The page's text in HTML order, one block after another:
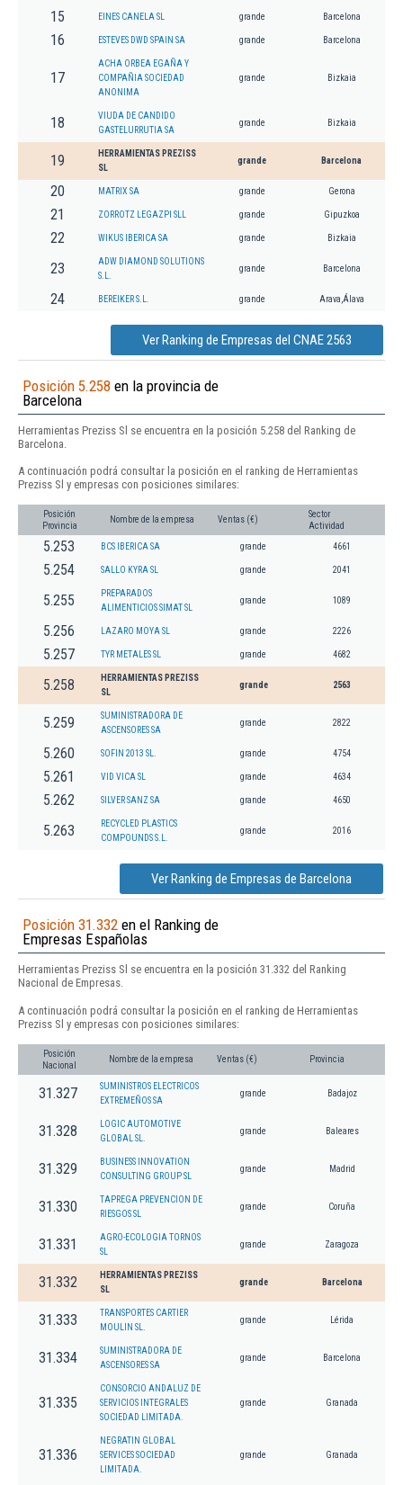
15 EINES CANELA SL grande Barcelona
16 ESTEVES DWD SPAIN SA grande Barcelona
17
ACHA ORBEA EGAÑA Y
COMPAÑIA SOCIEDAD
ANONIMA
grande Bizkaia
18
VIUDA DE CANDIDO
GASTELURRUTIA SA
grande Bizkaia
19
HERRAMIENTAS PREZISS
SL
grande Barcelona
20 MATRIX SA grande Gerona
21 ZORROTZ LEGAZPI SLL grande Gipuzkoa
22 WIKUS IBERICA SA grande Bizkaia
23
ADW DIAMOND SOLUTIONS
S.L.
grande Barcelona
24 BEREIKER S.L. grande Arava,Álava
Ver Ranking de Empresas del CNAE 2563
Posición 5.258 en la provincia de
Barcelona
Herramientas Preziss Sl se encuentra en la posición 5.258 del Ranking de
Barcelona.
A continuación podrá consultar la posición en el ranking de Herramientas
Preziss Sl y empresas con posiciones similares:
Posición
Provincia
Nombre de la empresa Ventas (€)
Sector
Actividad
5.253 BCS IBERICA SA grande 4661
5.254 SALLO KYRA SL grande 2041
5.255
PREPARADOS
ALIMENTICIOS SIMAT SL
grande 1089
5.256 LAZARO MOYA SL grande 2226
5.257 TYR METALES SL grande 4682
5.258
HERRAMIENTAS PREZISS
SL
grande 2563
5.259
SUMINISTRADORA DE
ASCENSORES SA
grande 2822
5.260 SOFIN 2013 SL. grande 4754
5.261 VID VICA SL grande 4634
5.262 SILVER SANZ SA grande 4650
5.263
RECYCLED PLASTICS
COMPOUNDS S.L.
grande 2016
Ver Ranking de Empresas de Barcelona
Posición 31.332 en el Ranking de
Empresas Españolas
Herramientas Preziss Sl se encuentra en la posición 31.332 del Ranking
Nacional de Empresas.
A continuación podrá consultar la posición en el ranking de Herramientas
Preziss Sl y empresas con posiciones similares:
Posición
Nacional
Nombre de la empresa Ventas (€) Provincia
31.327
SUMINISTROS ELECTRICOS
EXTREMEÑOS SA
grande Badajoz
31.328
LOGIC AUTOMOTIVE
GLOBAL SL.
grande Baleares
31.329
BUSINESS INNOVATION
CONSULTING GROUP SL
grande Madrid
31.330
TAPREGA PREVENCION DE
RIESGOS SL
grande Coruña
31.331
AGRO-ECOLOGIA TORNOS
SL
grande Zaragoza
31.332
HERRAMIENTAS PREZISS
SL
grande Barcelona
31.333
TRANSPORTES CARTIER
MOULIN SL.
grande Lérida
31.334
SUMINISTRADORA DE
ASCENSORES SA
grande Barcelona
31.335
CONSORCIO ANDALUZ DE
SERVICIOS INTEGRALES
SOCIEDAD LIMITADA.
grande Granada
31.336
NEGRATIN GLOBAL
SERVICES SOCIEDAD
LIMITADA.
grande Granada